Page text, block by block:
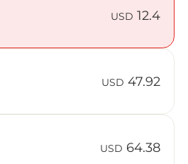
受
USD 12.4
USD 47.92
USD 64.38